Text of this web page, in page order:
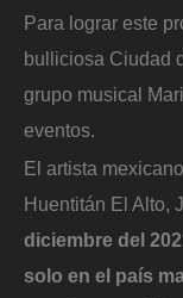
Para lograr este
bulliciosa Ciudad
grupo musical
eventos.
El artista
Huentitán El Alto,
diciembre del
solo en el país